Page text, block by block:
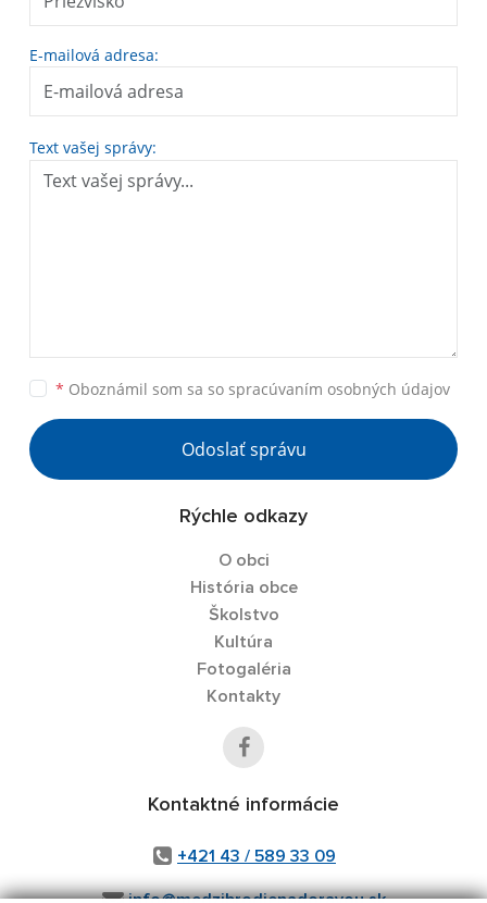
E-mailová adresa:
Text vašej správy:
* Oboznámil som sa so spracúvaním osobných údajov
Odoslať správu
Rýchle odkazy
O obci
História obce
Školstvo
Kultúra
Fotogaléria
Kontakty
Kontaktné informácie
+421 43 / 589 33 09